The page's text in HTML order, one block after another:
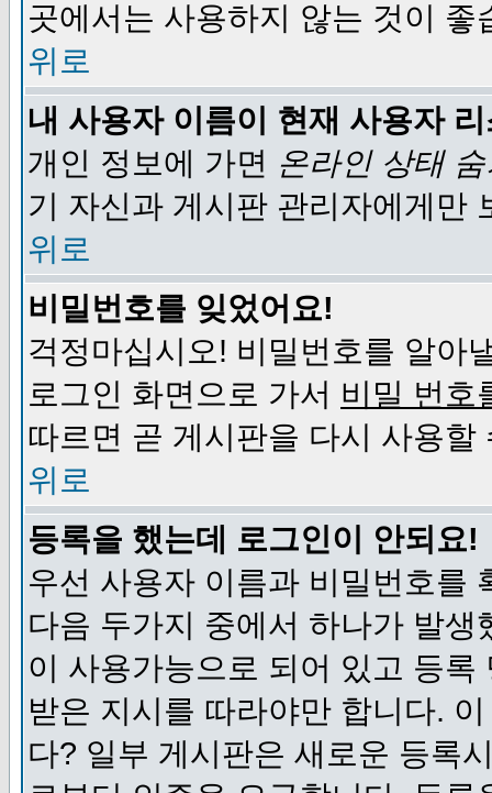
곳에서는 사용하지 않는 것이 좋
위로
내 사용자 이름이 현재 사용자
개인 정보에 가면 온라인 상태
기 자신과 게시판 관리자에게만
위로
비밀번호를 잊었어요!
걱정마십시오! 비밀번호를 알아
로그인 화면으로 가서 비밀 번호
따르면 곧 게시판을 다시 사용할
위로
등록을 했는데 로그인이 안되요!
우선 사용자 이름과 비밀번호를
다음 두가지 중에서 하나가 발
이 사용가능으로 되어 있고 등
받은 지시를 따라야만 합니다.
다? 일부 게시판은 새로운 등록